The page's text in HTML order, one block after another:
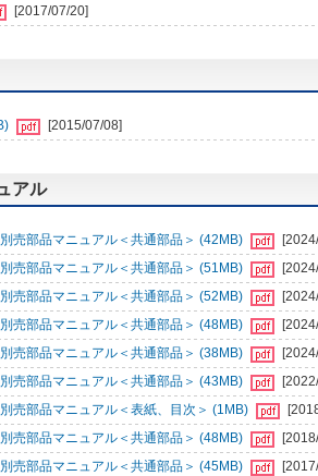
[2017/07/20]
[2015/07/08]
アル
売部品マニュアル＜共通部品＞ (42MB)
売部品マニュアル＜共通部品＞ (51MB)
売部品マニュアル＜共通部品＞ (52MB)
売部品マニュアル＜共通部品＞ (48MB)
売部品マニュアル＜共通部品＞ (38MB)
売部品マニュアル＜共通部品＞ (43MB)
売部品マニュアル＜表紙、目次＞ (1MB)
売部品マニュアル＜共通部品＞ (48MB)
売部品マニュアル＜共通部品＞ (45MB)